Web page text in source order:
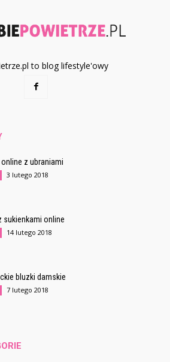
to blog lifestyle'owy
z ubraniami
3 lutego 2018
sukienkami online
14 lutego 2018
bluzki damskie
7 lutego 2018